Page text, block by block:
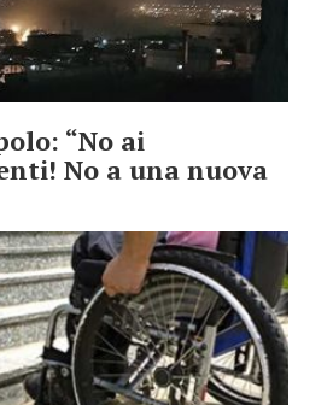
“No ai
No a una nuova